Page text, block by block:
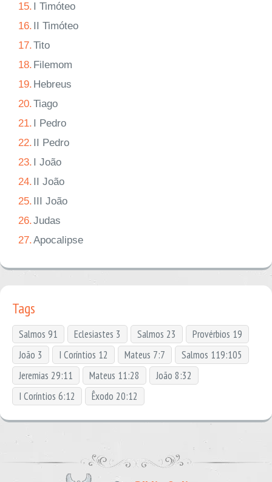
15. I Timóteo
16. II Timóteo
17.Tito
18. Filemom
19. Hebreus
20.Tiago
21. I Pedro
22. II Pedro
23. I João
24. II João
25. III João
26.Judas
27.Apocalipse
Tags
Salmos 91 Eclesiastes 3 Salmos 23
Provérbios 19
João 3
I Coríntios 12 Mateus 7:7
Salmos 119:105
Jeremias 29:11
Mateus 11:28
João 8:32
I Coríntios 6:12
Êxodo 20:12